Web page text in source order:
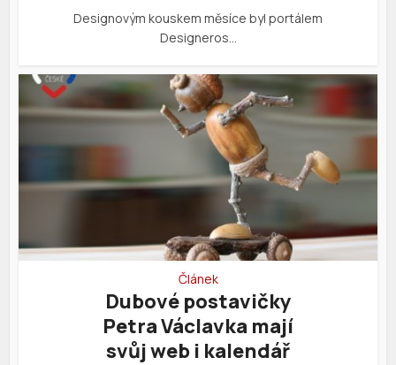
Designovým kouskem měsíce byl portálem
Designeros…
Článek
Dubové postavičky
Petra Václavka mají
svůj web i kalendář